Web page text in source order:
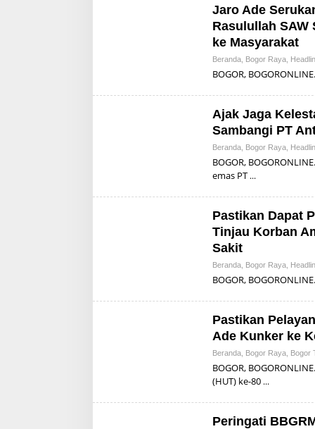
Jaro Ade
Rasulullah SAW
ke Masyarakat
Beranda Bogor Raya
BOGOR,
Ajak Jaga
Sambangi PT
Beranda Bogor Raya
BOGOR,
emas PT
Pastikan Dapat
Tinjau Korban
Sakit
Beranda Bogor Raya
BOGOR,
Pastikan
Ade Kunker ke
Beranda Bogor Raya Bogor
BOGOR,
(HUT) ke-80
Peringati